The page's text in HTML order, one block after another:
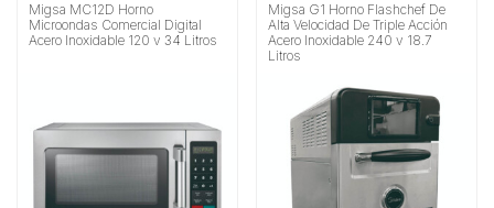
Migsa MC12D Horno
Microondas Comercial Digital
Acero Inoxidable 120 v 34 Litros
Migsa G1 Horno Flashchef De
Alta Velocidad De Triple Acción
Acero Inoxidable 240 v 18.7
Litros